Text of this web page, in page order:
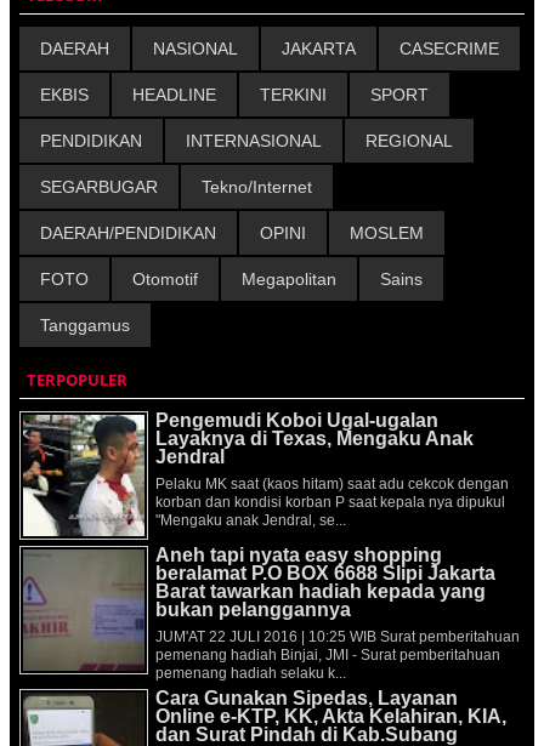
DAERAH NASIONAL JAKARTA CASECRIME
EKBIS HEADLINE TERKINI SPORT
PENDIDIKAN INTERNASIONAL REGIONAL
SEGARBUGAR Tekno/Internet
DAERAH/PENDIDIKAN OPINI MOSLEM
FOTO Otomotif Megapolitan Sains
Tanggamus
TERPOPULER
Pengemudi Koboi Ugal-ugalan
Layaknya di Texas, Mengaku Anak
Jendral
Pelaku MK saat (kaos hitam) saat adu cekcok dengan
korban dan kondisi korban P saat kepala nya dipukul
"Mengaku anak Jendral, se...
Aneh tapi nyata easy shopping
beralamat P.O BOX 6688 Slipi Jakarta
Barat tawarkan hadiah kepada yang
bukan pelanggannya
JUM'AT 22 JULI 2016 | 10:25 WIB Surat pemberitahuan
pemenang hadiah Binjai, JMI - Surat pemberitahuan
pemenang hadiah selaku k...
Cara Gunakan Sipedas, Layanan
Online e-KTP, KK, Akta Kelahiran, KIA,
dan Surat Pindah di Kab.Subang